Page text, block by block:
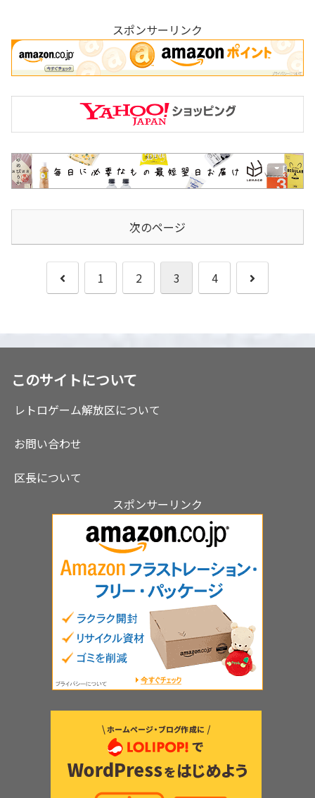
スポンサーリンク
次のページ
前
1 2 3 4
次
このサイトについて
レトロゲーム解放区について
お問い合わせ
区長について
スポンサーリンク